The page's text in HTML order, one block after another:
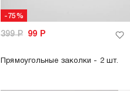
-75%
399Р 99 Р
Прямоугольные заколки - 2 шт.